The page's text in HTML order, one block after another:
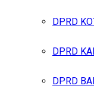
DPRD
DPRD
DPRD